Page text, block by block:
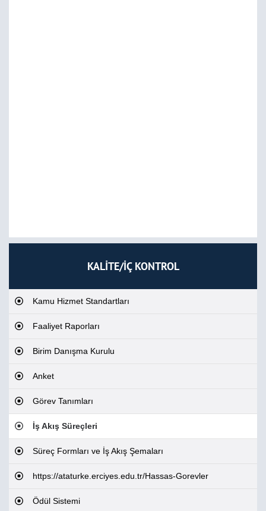
KALİTE/İÇ KONTROL
Kamu Hizmet Standartları
Faaliyet Raporları
Birim Danışma Kurulu
Anket
Görev Tanımları
İş Akış Süreçleri
Süreç Formları ve İş Akış Şemaları
https://ataturke.erciyes.edu.tr/Hassas-Gorevler
Ödül Sistemi